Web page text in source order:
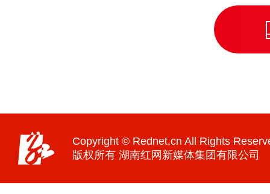
Copyright © Rednet.cn All Rights
版权所有 湖南红网新媒体集团有限公司